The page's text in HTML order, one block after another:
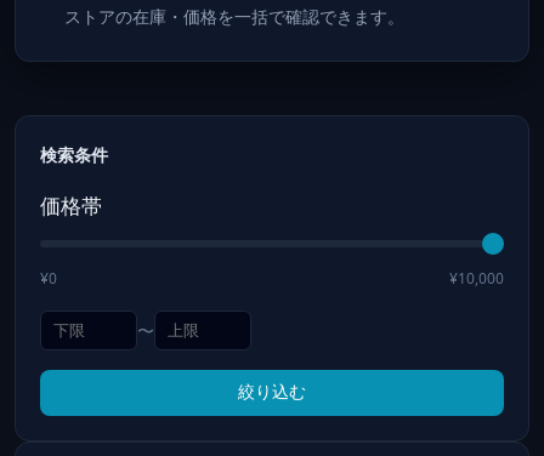
検索条件
価格帯
¥0 ¥10,000
〜
絞り込む
ストアの在庫・価格を一括で確認できます。